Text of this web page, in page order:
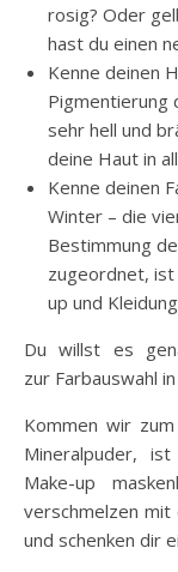
rosig? Oder
hast du einen
Kenne deinen
Pigmentierung
sehr hell und
deine Haut in
Kenne deinen
Winter – die
Bestimmung
zugeordnet, ist
up und
Du willst es
zur Farbauswahl
Kommen wir zum
Mineralpuder,
Make-up
verschmelzen
und schenken dir